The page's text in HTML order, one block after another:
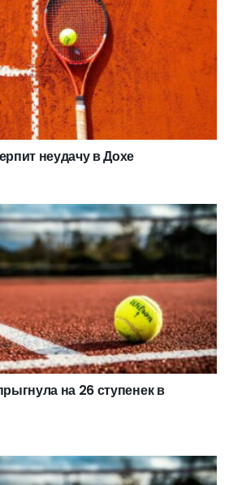
неудачу в Дохе
на 26 ступенек в